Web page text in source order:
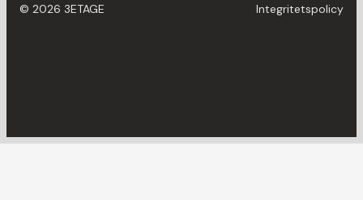
© 2026 3ETAGE Integritetspolicy